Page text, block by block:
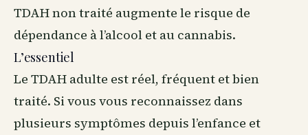
TDAH non traité augmente le risque de
dépendance à l’alcool et au cannabis.
L’essentiel
Le TDAH adulte est réel, fréquent et bien
traité. Si vous vous reconnaissez dans
plusieurs symptômes depuis l’enfance et